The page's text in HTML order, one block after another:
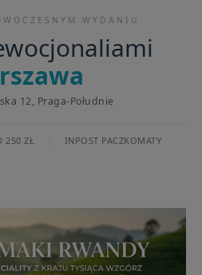
WYDANIU
12, Praga-Południe
250 ZŁ INPOST PACZKOMATY